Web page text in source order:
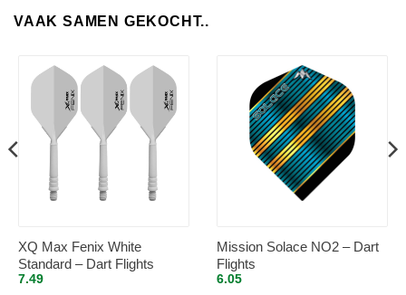
VAAK SAMEN GEKOCHT..
XQ Max Fenix White
Standard – Dart Flights
Inbetween
7.49
Mission Solace NO2 – Dart
Flights
6.05